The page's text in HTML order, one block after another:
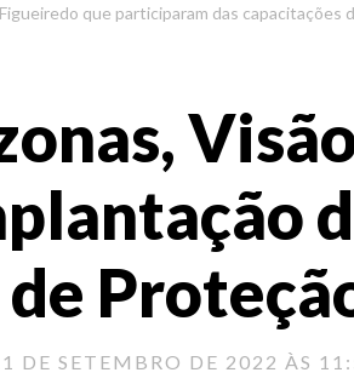
que participaram das capacitações
DE SETEMBRO DE 2022 ÀS